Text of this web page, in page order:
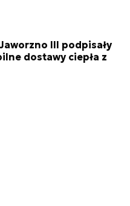
III podpisały
dostawy ciepła z